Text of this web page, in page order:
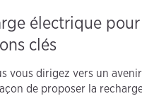
électrique
clés
vous dirigez vers un
de proposer la